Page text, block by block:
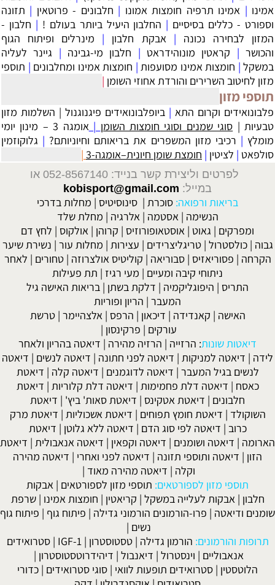
אמינו | אמינו תרפיה חומצות אמונו | חלבונים - פרוטאין | תזונה
וספורט - כללים בסיסיים | החלבון היעיל ביותר בעולם ! | חלבון -
המזון לבחירה נכונה | אבקת חלבון | מינרלים ופיתוח הגוף
והכושר| קראטין מונוהידראט | חלבון מי-גבינה | גיינר לעליה
במשקל | חומצות אמינו מסועפות | חומצות אמינו ומחלבונים | תוספי
מזון לחיטוב השרירים והורדת אחוזי השומן |
תוספי מזון
פלבונואידים וקרום התא | ביופלבונואידים פיגנוגנול | השלמות מזון
טבעיות | סוגי שמנים וסוגי חומצות השומן |
אומגה 3 – מינון יומי
מומלץ | רכיבי מזון המשפרים את בריאותם וחיוניותם? | גלוקוזמין
סולפאט | לציטין | חומצת שומן חיונית–אומגה-3 |
לפרטים וליצירת קשר בנייד: 052-8567140
או
במייל: kobisport@gmail.com
בריאות ורפואה: סוכרת | סינוסיטיס | מחלות בדרכי
הנשימה | אסטמה | אלרגיה | מחלת שלד
ומפרקים | גאוט | אוסטאופורוזיס | קרוהן | אולקוס | לחץ דם
גבוה |כולסטרול |טריגליצרידים | עצירות | מחלות עור | נשירת שיער
הקרחה | פסוריאזיס |סבוריאה | קוליטיס אולצרוזה |טחורים | לאחר
ניתוחי קיבה ומעיים | מעי רגיז | תת פעילות
התריס | היפוגליקמיה | דלקת בשתן | בריאות האישה גיל
המעבר | הריון ופוריות
האישה | קאנדידה | דיכאון | הרפס | אלצהיימר |טרשת
עורקים | פרקינסון |
דיאטות שונות: הרזייה | הרזיה מהירה | דיאטה בהריון ולאחר
לידה | דיאטה למניקות | דיאטה לפני חתונה | דיאטה לנשים | דיאטה
לנשים בגיל המעבר | דיאטה לדוגמנים | דיאטה קלה | דיאטת
כאסח | דיאטה דלת פחמימות | דיאטה דלת קלוריות | דיאטת
חלבונים | דיאטת אטקינס | דיאטת סאות' ביץ' | דיאטת
השוקולד | דיאטת חומץ תפוחים | דיאטת אשכוליות | דיאטת מרק
כרוב | דיאטה לפי סוג הדם | דיאטה ללא גלוטן | דיאטת
הארומה | דיאטה ושומנים | דיאטה וקפאין | דיאטה אנאבולית | דיאטת
הזון | דיאטה ותוספי תזונה | דיאטה לפני ואחרי | דיאטה מהירה
וקלה | דיאטה מהירה מאוד |
תוספי מזון לספורטאים: תוספי מזון לספורטאים | אבקות
חלבון | אבקות לעלייה במשקל | קריאטין | חומצות אמינו |שרפת
שומנים ודיאטה | פרו-הורמונים הורמוני גדילה | פיתוח גוף | פיתוח גוף
נשים |
תרופות והורמונים: הורמון גדילה |טסטוסטרון |
IGF-1
|סטרואידים
אנאבוליים | וינסטרול | דיאנבול | דיהידרוטסטוסטרון |
הלוטסטין | סטרואידים תופעות לוואי | סוגי סטרואידים | כדורי